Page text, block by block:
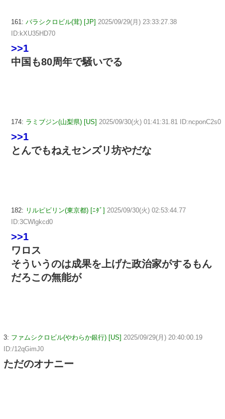
161: バラシクロビル(茸) [JP] 2025/09/29(月) 23:33:27.38
ID:kXU35HD70
>>1
中国も80周年で騒いでる
174: ラミブジン(山梨県) [US] 2025/09/30(火) 01:41:31.81 ID:ncponC2s0
>>1
とんでもねえセンズリ坊やだな
182: リルピビリン(東京都) [ﾆﾀﾞ] 2025/09/30(火) 02:53:44.77
ID:3CWlgkcd0
>>1
ワロス
そういうのは成果を上げた政治家がするもん
だろこの無能が
3: ファムシクロビル(やわらか銀行) [US] 2025/09/29(月) 20:40:00.19
ID:/12qGimJ0
ただのオナニー